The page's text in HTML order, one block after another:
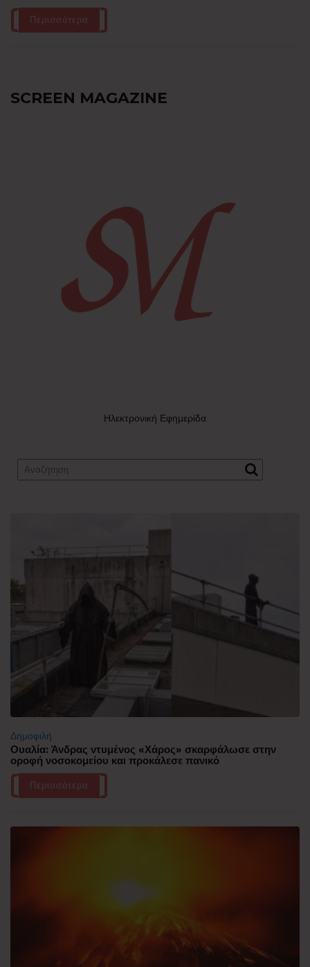
Περισσότερα
SCREEN MAGAZINE
Ηλεκτρονική Εφημερίδα
Δημοφιλή
Ουαλία: Άνδρας ντυμένος «Χάρος» σκαρφάλωσε στην
οροφή νοσοκομείου και προκάλεσε πανικό
Περισσότερα